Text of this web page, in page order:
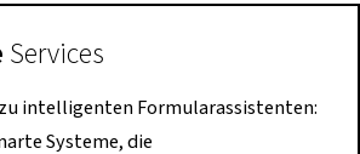
Services
intelligenten Formularassistenten:
Systeme, die